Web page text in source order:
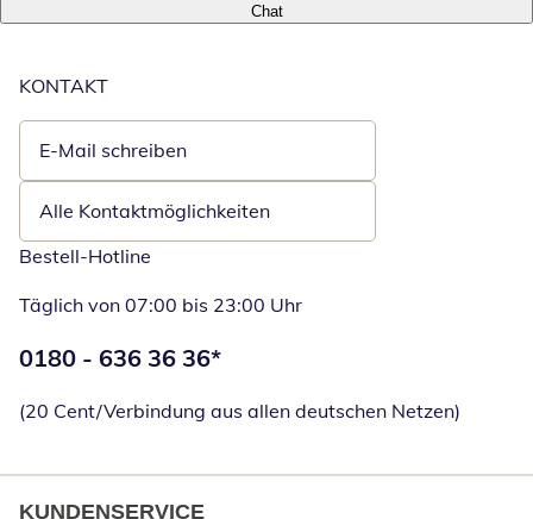
Chat
KONTAKT
E-Mail schreiben
Öffnet E-Mail-Client
Alle Kontaktmöglichkeiten
Bestell-Hotline
Täglich von 07:00 bis 23:00 Uhr
Telefonnummer:
0180 - 636 36 36*
(20 Cent/Verbindung aus allen deutschen Netzen)
KUNDENSERVICE